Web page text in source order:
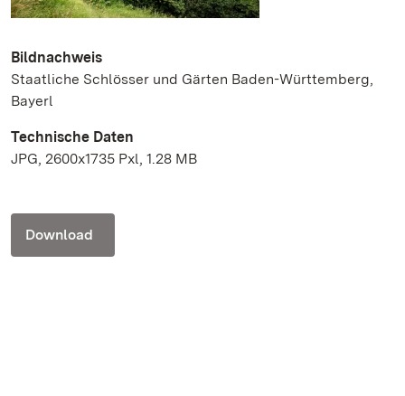
Bildnachweis
Staatliche Schlösser und Gärten Baden-Württemberg,
Bayerl
Technische Daten
JPG, 2600x1735 Pxl, 1.28 MB
Download